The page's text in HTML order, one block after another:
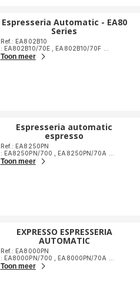
Espresseria Automatic - EA80
Series
Ref.: EA802B10
: EA802B10/70E
EA802B10/70F
Toon meer
Espresseria automatic
espresso
Ref.: EA8250PN
: EA8250PN/700
EA8250PN/70A
Toon meer
EXPRESSO ESPRESSERIA
AUTOMATIC
Ref.: EA8000PN
: EA8000PN/700
EA8000PN/70A
Toon meer